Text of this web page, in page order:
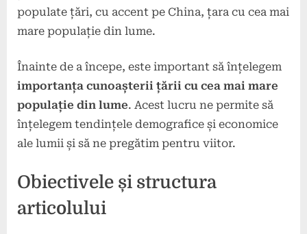
populate țări, cu accent pe China, țara cu cea mai
mare populație din lume.
Înainte de a începe, este important să înțelegem
importanța cunoașterii țării cu cea mai mare
populație din lume. Acest lucru ne permite să
înțelegem tendințele demografice și economice
ale lumii și să ne pregătim pentru viitor.
Obiectivele și structura
articolului